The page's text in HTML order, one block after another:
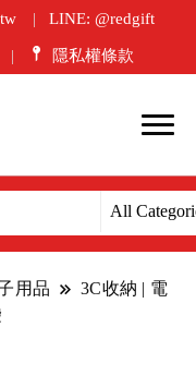
LINE: @redgift
隱私權條款
用品
3C收納 | 電